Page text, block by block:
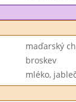
maďarský
broskev
mléko,